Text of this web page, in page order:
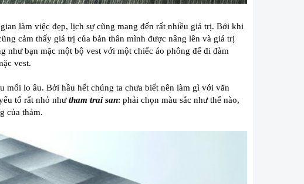
làm việc đẹp, lịch sự cũng mang đến rất nhiều giá trị. Bởi khi
cảm thấy giá trị của bản thân mình được nâng lên và giá trị
như bạn mặc một bộ vest với một chiếc áo phông để đi đàm
vest.
mối lo âu. Bởi hầu hết chúng ta chưa biết nên làm gì với văn
tố rất nhỏ nhưtham trai san: phải chọn màu sắc như thế nào,
của thảm.